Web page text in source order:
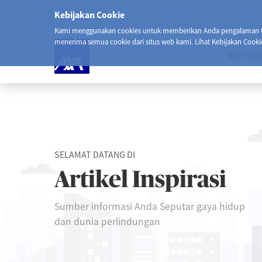
Kebijakan Cookie
Kami menggunakan cookies untuk memberikan Anda
menerima semua cookie dari situs web kami. Lihat Kebijakan
SELAMAT DATANG DI
Artikel Inspirasi
Sumber informasi Anda Seputar gaya hidup
dan dunia perlindungan